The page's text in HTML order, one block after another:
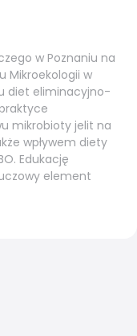
w Poznaniu na
Mikroekologii w
diet eliminacyjno-
mikrobioty jelit na
wpływem diety
Edukację
element